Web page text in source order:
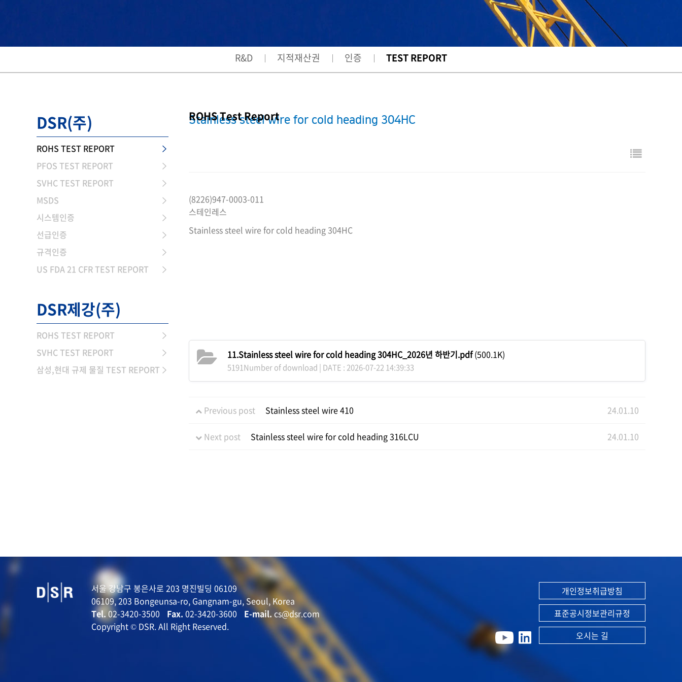
R&D 지적재산권 인증 TEST REPORT
DSR(주)
ROHS TEST REPORT
PFOS TEST REPORT
SVHC TEST REPORT
MSDS
시스템인증
선급인증
규격인증
US FDA 21 CFR TEST REPORT
DSR제강(주)
ROHS TEST REPORT
SVHC TEST REPORT
삼성,현대 규제 물질 TEST REPORT
ROHS Test Report
Stainless steel wire for cold heading 304HC
(8226)947-0003-011
스테인레스
Stainless steel wire for cold heading 304HC
11.Stainless steel wire for cold heading 304HC_2026년 하반기.pdf(500.1K)
5191Number of download | DATE : 2026-07-22 14:39:33
Previous post Stainless steel wire 410 24.01.10
Next post Stainless steel wire for cold heading 316LCU 24.01.10
서울 강남구 봉은사로 203 명진빌딩 06109
06109, 203 Bongeunsa-ro, Gangnam-gu, Seoul, Korea
Tel. 02-3420-3500 Fax. 02-3420-3600 E-mail. cs@dsr.com
Copyright © DSR. All Right Reserved.
개인정보취급방침
표준공시정보관리규정
오시는 길